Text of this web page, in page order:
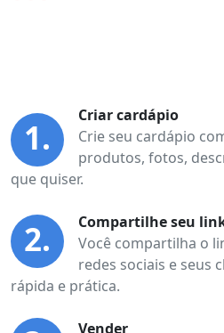
1.
Criar cardápio
Crie seu cardápio
produtos, fotos,
que quiser.
2.
Compartilhe seu
Você compartilha o
redes sociais e seus
rápida e prática.
Vender